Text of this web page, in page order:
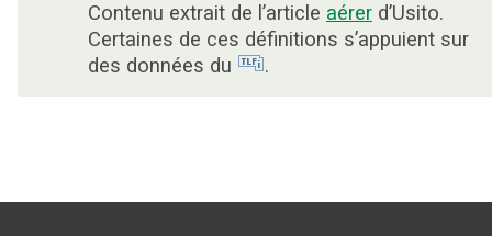
Contenu extrait de l’article aérer d’Usito.
Certaines de ces définitions s’appuient sur
des données du
.